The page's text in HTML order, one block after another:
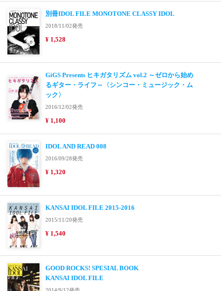
別冊IDOL FILE MONOTONE CLASSY IDOL
2018/11/02発売
¥ 1,528
GiGS Presents ヒキガタリズム vol.2 ～ゼロから始め
るギター・ライフ～〈シンコー・ミュージック・ム
ック〉
2016/12/02発売
¥ 1,100
IDOL AND READ 008
2016/09/28発売
¥ 1,320
KANSAI IDOL FILE 2015-2016
2015/11/20発売
¥ 1,540
GOOD ROCKS! SPESIAL BOOK
KANSAI IDOL FILE